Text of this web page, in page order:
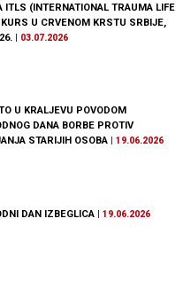
ITLS (INTERNATIONAL TRAUMA LIFE
U CRVENOM KRSTU SRBIJE,
| 03.07.2026
U KRALJEVU POVODOM
DANA BORBE PROTIV
STARIJIH OSOBA |19.06.2026
DAN IZBEGLICA |19.06.2026